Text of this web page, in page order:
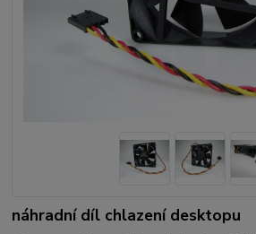
náhradní díl chlazení desktopu